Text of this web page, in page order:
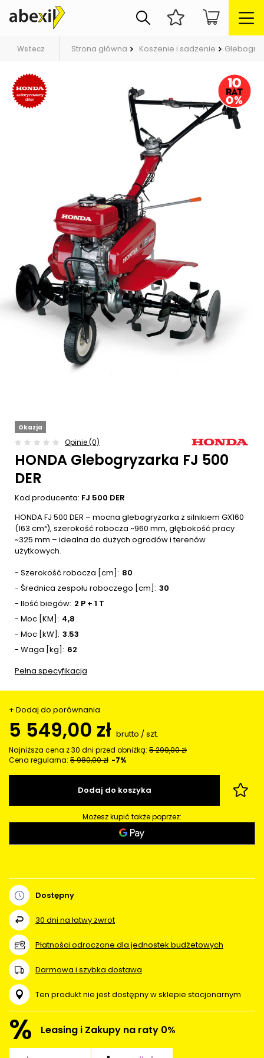
Wstecz Strona główna Koszenie i sadzenie
Okazja
Opinie (0)
HONDA Glebogryzarka FJ 500
DER
Kod producenta: FJ 500 DER
HONDA FJ 500 DER – mocna glebogryzarka z silnikiem GX160
(163 cm³), szerokość robocza ~960 mm, głębokość pracy
~325 mm – idealna do dużych ogrodów i terenów
użytkowych.
- Szerokość robocza [cm]
80
- Średnica zespołu roboczego [cm] 30
- Ilość biegów 2 P + 1 T
- Moc [KM]
4,8
- Moc [kW] 3.53
- Waga [kg]
62
Pełna specyfikacja
+ Dodaj do porównania
5 549,00 zł brutto /szt.
Najniższa cena z 30 dni przed obniżką: 5 299,00 zł
Cena regularna: 5 980,00 zł -7%
Dodaj do koszyka
Możesz kupić także poprzez:
Dostępny
30 dni na łatwy zwrot
Płatności odroczone dla jednostek budżetowych
Darmowa i szybka dostawa
Ten produkt nie jest dostępny w sklepie stacjonarnym
% Leasing i Zakupy na raty 0%